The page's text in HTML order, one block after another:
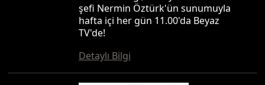
şefi Nermin Öztürk'ün sunumuyla
hafta içi her gün 11.00'da Beyaz
TV'de!
Detaylı Bilgi